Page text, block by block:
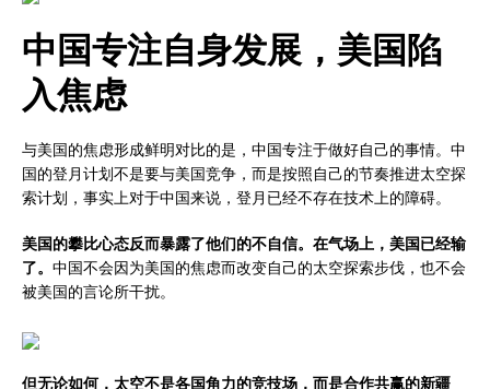
中国专注自身发展，美国陷
入焦虑
与美国的焦虑形成鲜明对比的是，中国专注于做好自己的事情。中
国的登月计划不是要与美国竞争，而是按照自己的节奏推进太空探
索计划，事实上对于中国来说，登月已经不存在技术上的障碍。
美国的攀比心态反而暴露了他们的不自信。在气场上，美国已经输
了。 中国不会因为美国的焦虑而改变自己的太空探索步伐，也不会
被美国的言论所干扰。
但无论如何，太空不是各国角力的竞技场，而是合作共赢的新疆